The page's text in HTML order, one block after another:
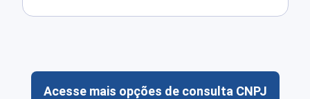
Acesse mais opções de consulta CNPJ